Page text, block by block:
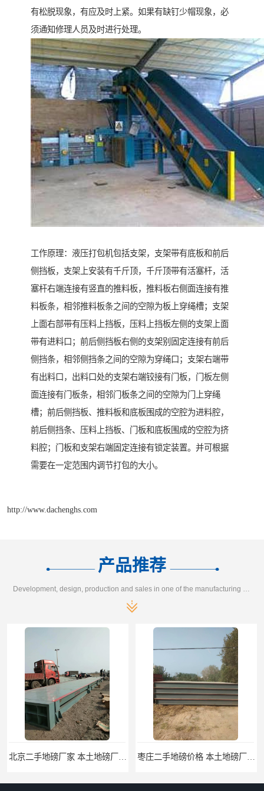
有松脱现象，有应及时上紧。如果有缺钉少帽现象，必
须通知修理人员及时进行处理。
工作原理：液压打包机包括支架，支架带有底板和前后
侧挡板，支架上安装有千斤顶，千斤顶带有活塞杆，活
塞杆右端连接有竖直的推料板，推料板右侧面连接有推
料板条，相邻推料板条之间的空隙为板上穿绳槽；支架
上面右部带有压料上挡板，压料上挡板左侧的支架上面
带有进料口；前后侧挡板右侧的支架别固定连接有前后
侧挡条，相邻侧挡条之间的空隙为穿绳口；支架右端带
有出料口，出料口处的支架右端铰接有门板，门板左侧
面连接有门板条，相邻门板条之间的空隙为门上穿绳
槽；前后侧挡板、推料板和底板围成的空腔为进料腔，
前后侧挡条、压料上挡板、门板和底板围成的空腔为挤
料腔；门板和支架右端固定连接有锁定装置。并可根据
需要在一定范围内调节打包的大小。
http://www.dachenghs.com
产品推荐